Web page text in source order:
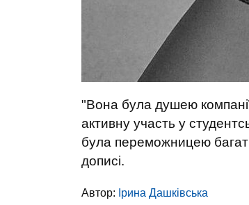
"Вона була душею
активну участь у
була переможницею
дописі.
Автор: Ірина Дашківська